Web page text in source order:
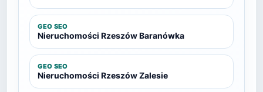
GEO SEO
Nieruchomości Rzeszów Baranówka
GEO SEO
Nieruchomości Rzeszów Zalesie